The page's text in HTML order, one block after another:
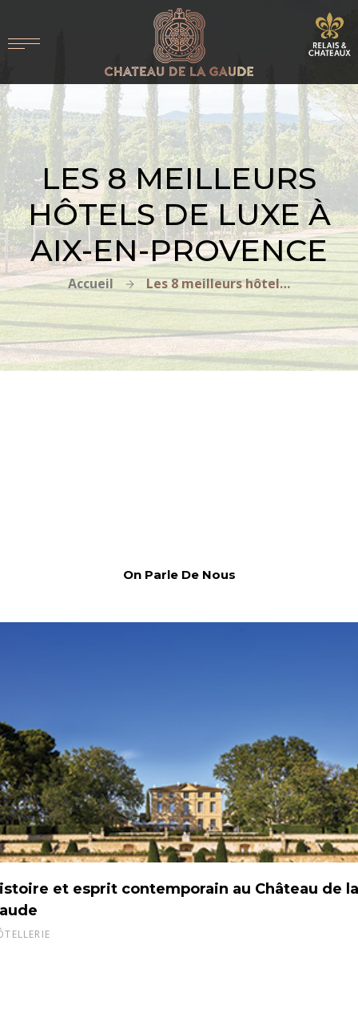
LES 8 MEILLEURS
HÔTELS DE LUXE À
AIX-EN-PROVENCE
Accueil Les 8 meilleurs hôtels de luxe à Aix-en-Provence
On Parle De Nous
et esprit contemporain au Château de la